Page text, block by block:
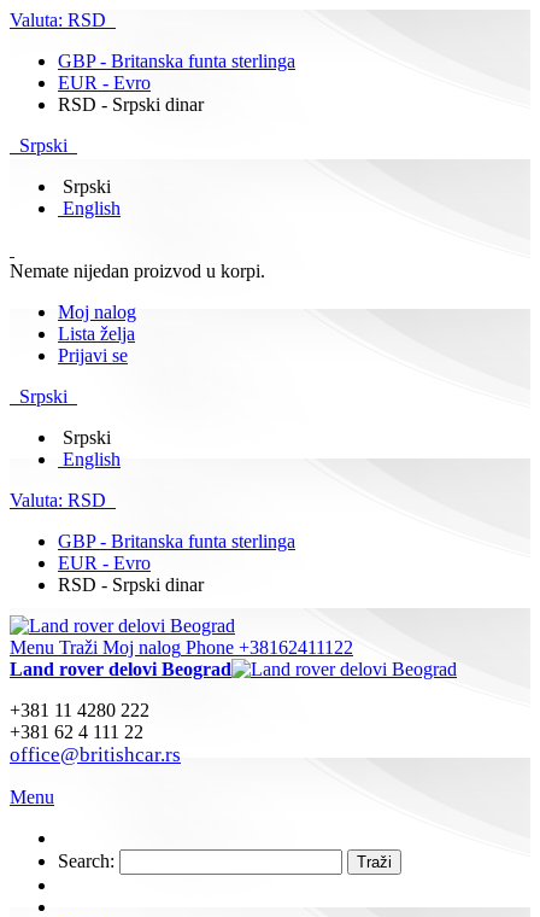
Valuta: RSD
GBP - Britanska funta sterlinga
EUR - Evro
RSD - Srpski dinar
Srpski
Srpski
English
Nemate nijedan proizvod u korpi.
Moj nalog
Lista želja
Prijavi se
Srpski
Srpski
English
Valuta: RSD
GBP - Britanska funta sterlinga
EUR - Evro
RSD - Srpski dinar
Menu Traži Moj nalog Phone +38162411122
Land rover delovi Beograd
+381 11 4280 222
+381 62 4 111 22
office@britishcar.rs
Menu
Search: Traži